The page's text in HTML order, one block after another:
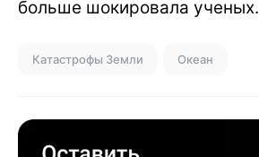
больше шокировала ученых.
Катастрофы Земли Океан